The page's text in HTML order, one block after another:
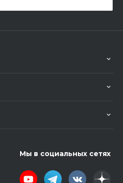
Мы в социальных сетях